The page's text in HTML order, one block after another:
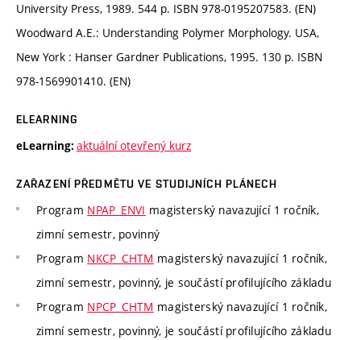
University Press, 1989. 544 p. ISBN 978-0195207583. (EN)
Woodward A.E.: Understanding Polymer Morphology. USA,
New York : Hanser Gardner Publications, 1995. 130 p. ISBN
978-1569901410. (EN)
ELEARNING
eLearning: aktuální otevřený kurz
ZAŘAZENÍ PŘEDMĚTU VE STUDIJNÍCH PLÁNECH
Program NPAP_ENVI magisterský navazující 1 ročník,
zimní semestr, povinný
Program NKCP_CHTM magisterský navazující 1 ročník,
zimní semestr, povinný, je součástí profilujícího základu
Program NPCP_CHTM magisterský navazující 1 ročník,
zimní semestr, povinný, je součástí profilujícího základu